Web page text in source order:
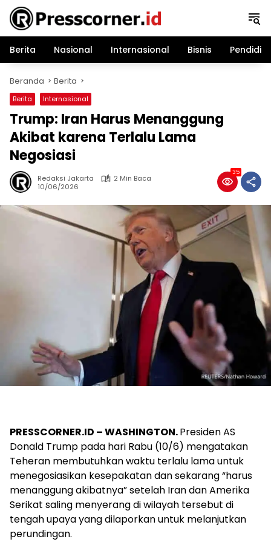
Langsung
konten
Berita
Nasional Internasional Bisnis
Beranda Berita
Berita Internasional
Trump: Iran Harus Menanggung
Akibat karena Terlalu Lama
Negosiasi
Redaksi Jakarta
2 Min Baca
10/06/2026
35
PRESSCORNER.ID – WASHINGTON.Presiden AS
Donald Trump pada hari Rabu (10/6) mengatakan
Teheran membutuhkan waktu terlalu lama untuk
menegosiasikan kesepakatan dan sekarang “harus
menanggung akibatnya” setelah Iran dan Amerika
Serikat saling menyerang di wilayah tersebut di
tengah upaya yang dilaporkan untuk melanjutkan
perundingan.